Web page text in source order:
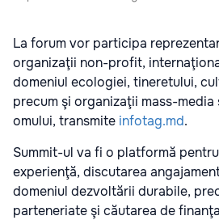
La forum vor participa
organizaţii non-profit,
domeniul ecologiei, tineretului,
precum şi organizaţii mass-
omului, transmite infotag.md.
Summit-ul va fi o platformă
experienţă, discutarea
domeniul dezvoltării durabile,
parteneriate şi căutarea de